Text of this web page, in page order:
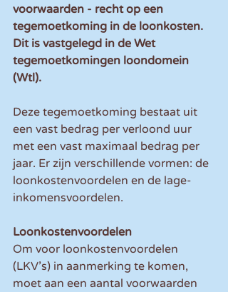
voorwaarden - recht op een
tegemoetkoming in de loonkosten.
Dit is vastgelegd in de Wet
tegemoetkomingen loondomein
(Wtl).
Deze tegemoetkoming bestaat uit
een vast bedrag per verloond uur
met een vast maximaal bedrag per
jaar. Er zijn verschillende vormen: de
loonkostenvoordelen en de lage-
inkomensvoordelen.
Loonkostenvoordelen
Om voor loonkostenvoordelen
(LKV’s) in aanmerking te komen,
moet aan een aantal voorwaarden